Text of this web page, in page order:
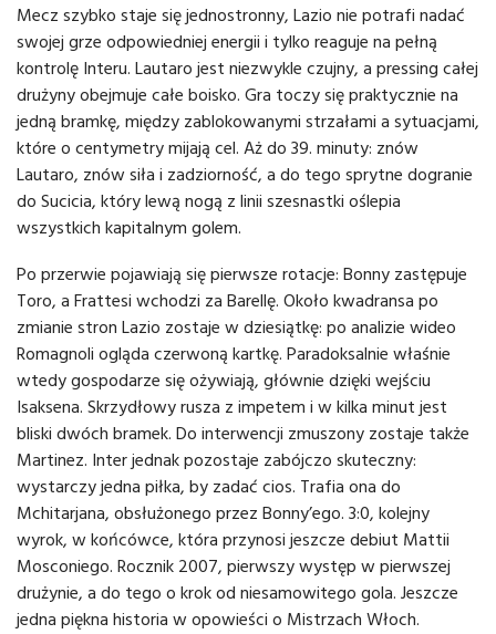
Mecz szybko staje się jednostronny, Lazio nie potrafi nadać
swojej grze odpowiedniej energii i tylko reaguje na pełną
kontrolę Interu. Lautaro jest niezwykle czujny, a pressing całej
drużyny obejmuje całe boisko. Gra toczy się praktycznie na
jedną bramkę, między zablokowanymi strzałami a sytuacjami,
które o centymetry mijają cel. Aż do 39. minuty: znów
Lautaro, znów siła i zadziorność, a do tego sprytne dogranie
do Sucicia, który lewą nogą z linii szesnastki oślepia
wszystkich kapitalnym golem.
Po przerwie pojawiają się pierwsze rotacje: Bonny zastępuje
Toro, a Frattesi wchodzi za Barellę. Około kwadransa po
zmianie stron Lazio zostaje w dziesiątkę: po analizie wideo
Romagnoli ogląda czerwoną kartkę. Paradoksalnie właśnie
wtedy gospodarze się ożywiają, głównie dzięki wejściu
Isaksena. Skrzydłowy rusza z impetem i w kilka minut jest
bliski dwóch bramek. Do interwencji zmuszony zostaje także
Martinez. Inter jednak pozostaje zabójczo skuteczny:
wystarczy jedna piłka, by zadać cios. Trafia ona do
Mchitarjana, obsłużonego przez Bonny’ego. 3:0, kolejny
wyrok, w końcówce, która przynosi jeszcze debiut Mattii
Mosconiego. Rocznik 2007, pierwszy występ w pierwszej
drużynie, a do tego o krok od niesamowitego gola. Jeszcze
jedna piękna historia w opowieści o Mistrzach Włoch.